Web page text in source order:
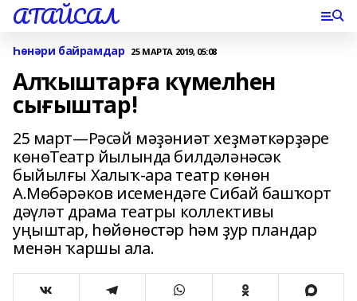
АТАЙСАЛ
Һөнәри байрамдар 25 МАРТА 2019, 05:08
Алҡыштарға күмелһен
сығыштар!
25 март—Рәсәй мәҙәниәт хеҙмәткәрҙәре
көнөТеатр йылында билдәләнәсәк
быйылғы Халыҡ-ара театр көнөн
А.Мөбәрәков исемендәге Сибай башҡорт
дәүләт драма театры коллективы
уңыштар, һөйөнөстәр һәм ҙур пландар
менән ҡаршы ала.